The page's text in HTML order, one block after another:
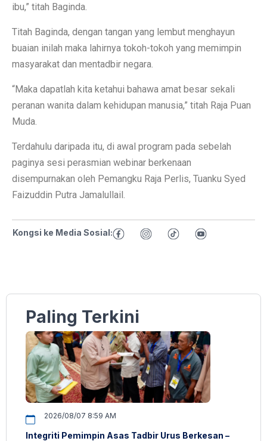
ibu,” titah Baginda.
Titah Baginda, dengan tangan yang lembut menghayun
buaian inilah maka lahirnya tokoh-tokoh yang memimpin
masyarakat dan mentadbir negara.
“Maka dapatlah kita ketahui bahawa amat besar sekali
peranan wanita dalam kehidupan manusia,” titah Raja Puan
Muda.
Terdahulu daripada itu, di awal program pada sebelah
paginya sesi perasmian webinar berkenaan
disempurnakan oleh Pemangku Raja Perlis, Tuanku Syed
Faizuddin Putra Jamalullail.
Kongsi ke Media Sosial:
Paling Terkini
2026/08/07 8:59 AM
Integriti Pemimpin Asas Tadbir Urus Berkesan –